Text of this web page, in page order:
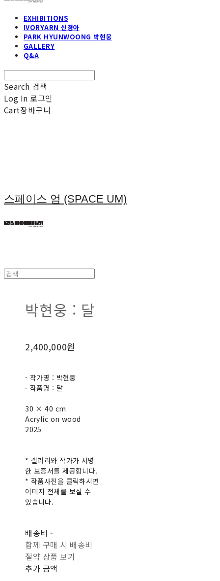
EXHIBITIONS
IVORYARN 신경아
PARK HYUNWOONG 박현웅
GALLERY
Q&A
Search 검색
Log In 로그인
Cart장바구니
스페이스 엄 (SPACE UM)
박현웅 : 달
2,400,000원
- 작가명 : 박현웅
- 작품명 : 달
30 × 40 cm
Acrylic on wood
2025
* 갤러리와 작가가 서명
한 보증서를 제공합니다.
* 작품사진을 클릭하시면
이미지 전체를 보실 수
있습니다.
배송비-
함께 구매 시 배송비
절약 상품 보기
추가 금액